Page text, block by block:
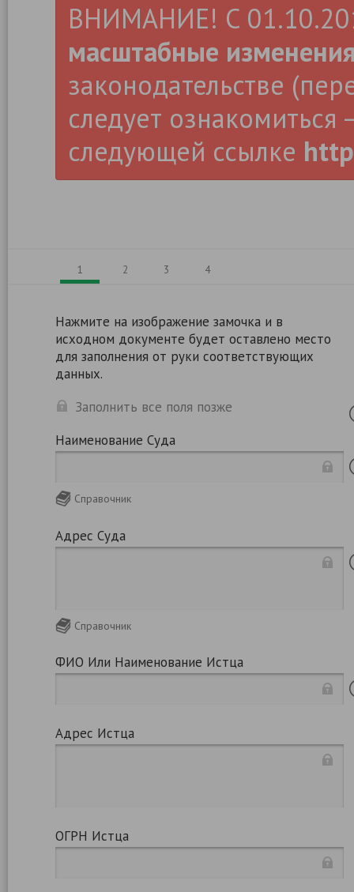
ВНИМАНИЕ! С
масштабные
законодательстве
следует ознакомиться
следующей ссылке
1 2 3 4
Нажмите на изображение замочка и в
исходном документе будет оставлено место
для заполнения от руки соответствующих
данных.
Заполнить все поля позже
Наименование Суда
Справочник
Адрес Суда
Справочник
ФИО Или Наименование Истца
Адрес Истца
ОГРН Истца